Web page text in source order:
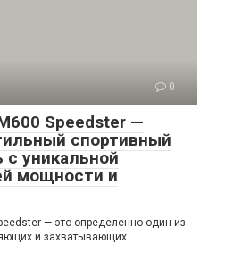
0
Speedster —
спортивный
с уникальной
мощности и
— это определенно один из
и захватывающих